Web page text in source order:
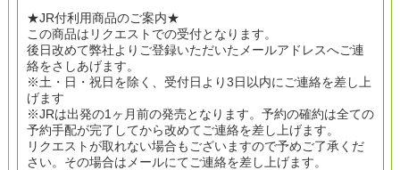
★JR付利用商品のご案内★
この商品はリクエストでの受付となります。
後日改めて弊社よりご登録いただいたメールアドレスへご連
絡をさしあげます。
※土・日・祝日を除く、受付日より3日以内にご連絡を差し上
げます
※JRは出発の1ヶ月前の発売となります。予約の確約は全ての
予約手配が完了してから改めてご連絡を差し上げます。
リクエストが取れない場合もございますので予めご了承くだ
さい。その場合はメールにてご連絡を差し上げます。